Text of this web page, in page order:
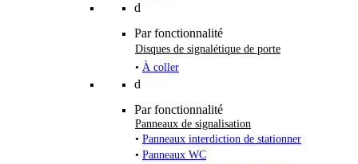
d
Par fonctionnalité
Disques de signalétique de porte
• À coller
d
Par fonctionnalité
Panneaux de signalisation
• Panneaux interdiction de stationner
• Panneaux WC